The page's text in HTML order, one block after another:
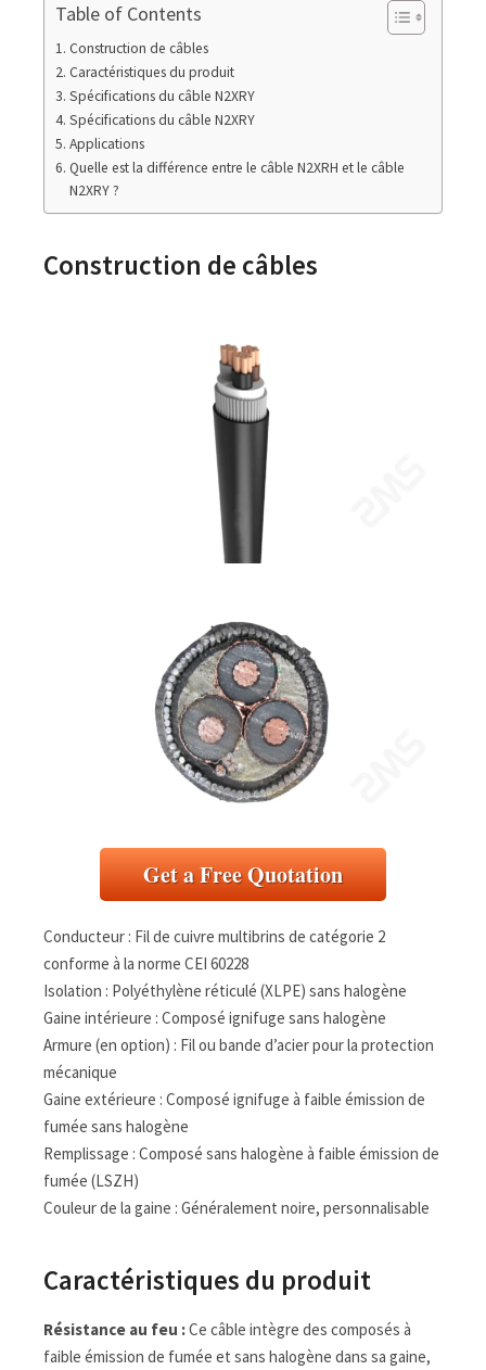
Table of Contents
Construction de câbles
Caractéristiques du produit
Spécifications du câble N2XRY
Spécifications du câble N2XRY
Applications
Quelle est la différence entre le câble N2XRH et le câble
N2XRY ?
Construction de câbles
Get a Free Quotation
Conducteur : Fil de cuivre multibrins de catégorie 2
conforme à la norme CEI 60228
Isolation : Polyéthylène réticulé (XLPE) sans halogène
Gaine intérieure : Composé ignifuge sans halogène
Armure (en option) : Fil ou bande d’acier pour la protection
mécanique
Gaine extérieure : Composé ignifuge à faible émission de
fumée sans halogène
Remplissage : Composé sans halogène à faible émission de
fumée (LSZH)
Couleur de la gaine : Généralement noire, personnalisable
Caractéristiques du produit
Résistance au feu :Ce câble intègre des composés à
faible émission de fumée et sans halogène dans sa gaine,